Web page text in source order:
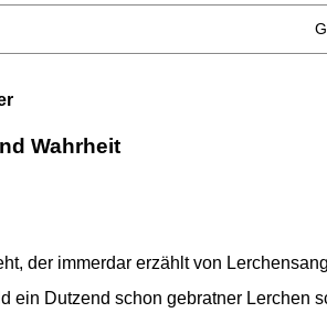
Wahrheit
der immerdar erzählt von
ein Dutzend schon gebratner Lerchen